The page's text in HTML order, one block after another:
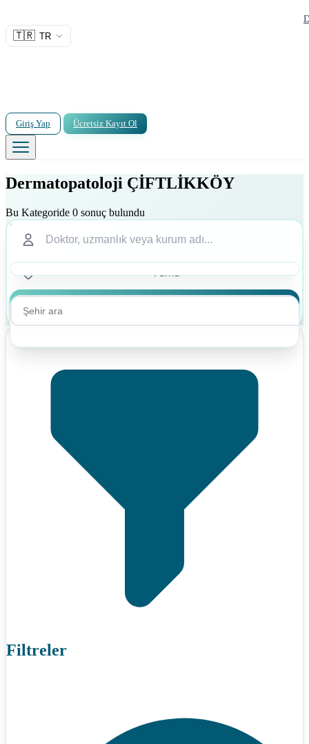
🇹🇷 TR
Giriş Yap Ücretsiz Kayıt Ol
Dermatopatoloji ÇİFTLİKKÖY
Bu Kategoride 0 sonuç bulundu
Filtreler